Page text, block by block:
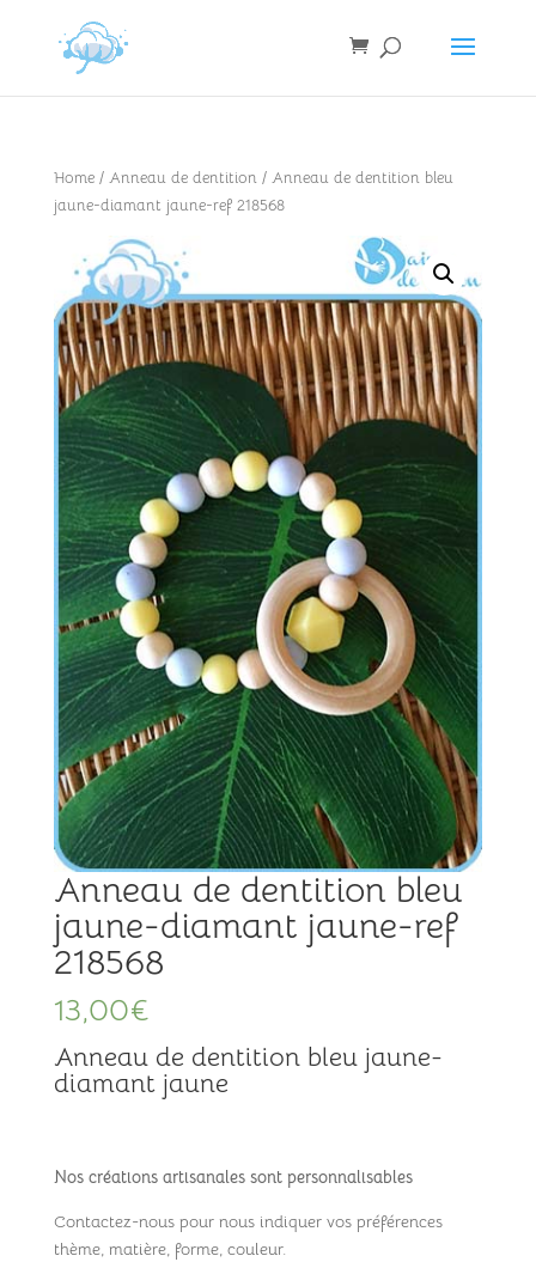
Home/ Anneau de dentition/ Anneau de dentition bleu
jaune-diamant jaune-ref 218568
Anneau de dentition bleu
jaune-diamant jaune-ref
218568
13,00€
Anneau de dentition bleu jaune-
diamant jaune
Nos créations artisanales sont personnalisables
Contactez-nous pour nous indiquer vos préférences
thème, matière, forme, couleur.